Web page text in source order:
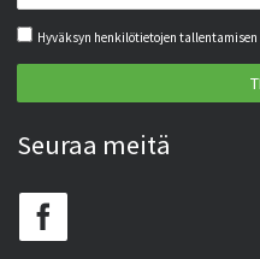
Hyväksyn henkilötietojen tallentamisen
Seuraa meitä